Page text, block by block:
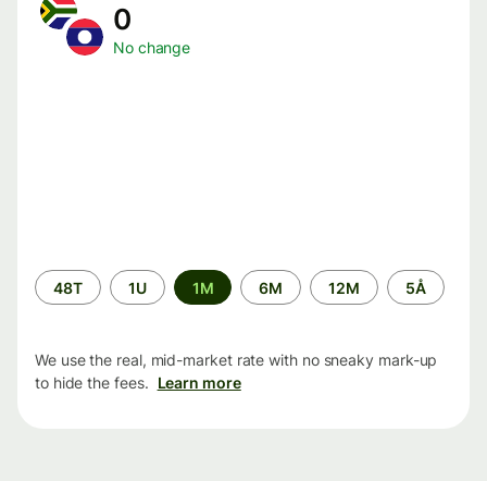
0
No change
Time
period
48T 1U 1M 6M 12M 5Å
We use the real, mid-market rate with no sneaky mark-up
to hide the fees. Learn more